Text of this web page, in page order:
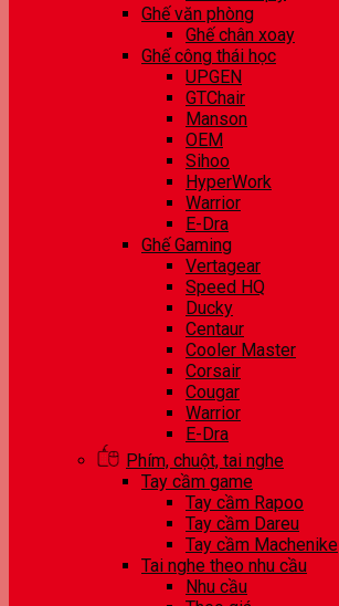
Ghế văn phòng
Ghế chân xoay
Ghế công thái học
UPGEN
GTChair
Manson
OEM
Sihoo
HyperWork
Warrior
E-Dra
Ghế Gaming
Vertagear
Speed HQ
Ducky
Centaur
Cooler Master
Corsair
Cougar
Warrior
E-Dra
Phím, chuột, tai nghe
Tay cầm game
Tay cầm Rapoo
Tay cầm Dareu
Tay cầm Machenike
Tai nghe theo nhu cầu
Nhu cầu